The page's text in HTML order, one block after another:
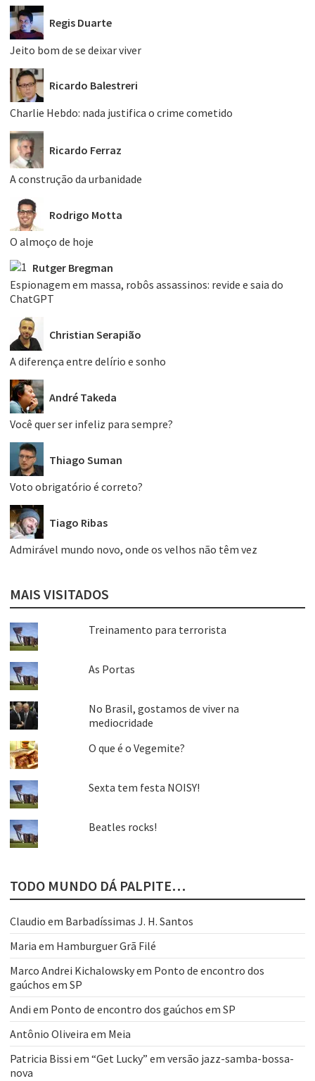
Regis Duarte
Jeito bom de se deixar viver
Ricardo Balestreri
Charlie Hebdo: nada justifica o crime cometido
Ricardo Ferraz
A construção da urbanidade
Rodrigo Motta
O almoço de hoje
Rutger Bregman
Espionagem em massa, robôs assassinos: revide e saia do
ChatGPT
Christian Serapião
A diferença entre delírio e sonho
André Takeda
Você quer ser infeliz para sempre?
Thiago Suman
Voto obrigatório é correto?
Tiago Ribas
Admirável mundo novo, onde os velhos não têm vez
MAIS VISITADOS
Treinamento para terrorista
As Portas
No Brasil, gostamos de viver na
mediocridade
O que é o Vegemite?
Sexta tem festa NOISY!
Beatles rocks!
TODO MUNDO DÁ PALPITE…
Claudio em Barbadíssimas J. H. Santos
Maria em Hamburguer Grã Filé
Marco Andrei Kichalowskyem Ponto de encontro dos
gaúchos em SP
Andi em Ponto de encontro dos gaúchos em SP
Antônio Oliveira em Meia
Patricia Bissi em “Get Lucky” em versão jazz-samba-bossa-
nova